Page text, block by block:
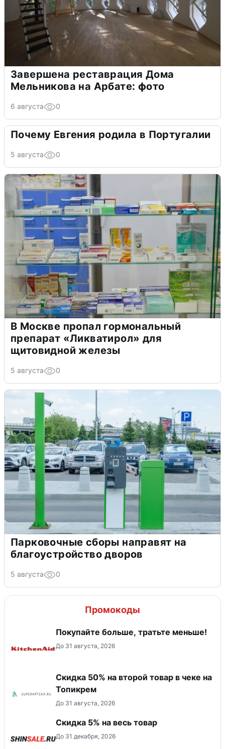
Завершена реставрация Дома
Мельникова на Арбате: фото
6 августа 0
Почему Евгения родила в Португалии
5 августа 0
В Москве пропал гормональный
препарат «Ликватирол» для
щитовидной железы
5 августа 0
Парковочные сборы направят на
благоустройство дворов
5 августа 0
Промокоды
Покупайте больше, тратьте меньше!
До 31 августа, 2026
Скидка 50% на второй товар в чеке на
Топикрем
До 31 августа, 2026
Скидка 5% на весь товар
До 31 декабря, 2026